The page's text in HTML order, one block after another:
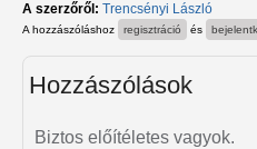
A szerzőről: Trencsényi László
A hozzászóláshoz regisztráció és
Hozzászólások
Biztos előítéletes vagyok.